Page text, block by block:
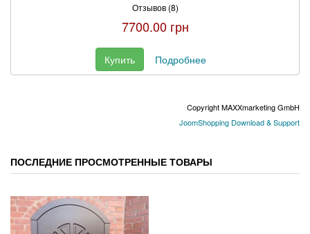
Отзывов (8)
7700.00 грн
Купить Подробнее
Copyright MAXXmarketing GmbH
JoomShopping Download & Support
ПОСЛЕДНИЕ ПРОСМОТРЕННЫЕ ТОВАРЫ